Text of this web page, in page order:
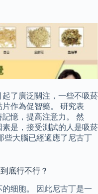
了廣泛關注，一些不吸菸
作為促智藥。 研究表
憶，提高注意力。 然
是，接受測試的人是吸菸
些大腦已經適應了尼古丁
底行不行？
细胞。 因此尼古丁是一